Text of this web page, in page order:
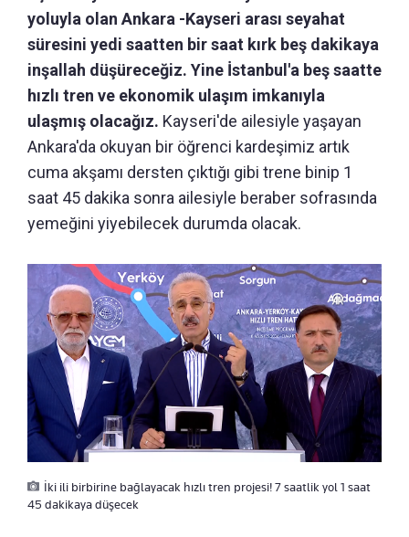
yoluyla olan Ankara -Kayseri arası seyahat
süresini yedi saatten bir saat kırk beş dakikaya
inşallah düşüreceğiz. Yine İstanbul'a beş saatte
hızlı tren ve ekonomik ulaşım imkanıyla
ulaşmış olacağız. Kayseri'de ailesiyle yaşayan
Ankara'da okuyan bir öğrenci kardeşimiz artık
cuma akşamı dersten çıktığı gibi trene binip 1
saat 45 dakika sonra ailesiyle beraber sofrasında
yemeğini yiyebilecek durumda olacak.
İki ili birbirine bağlayacak hızlı tren projesi! 7 saatlik yol 1 saat
45 dakikaya düşecek